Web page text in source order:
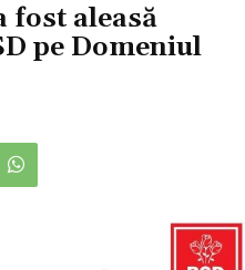
fost aleasă
pe Domeniul